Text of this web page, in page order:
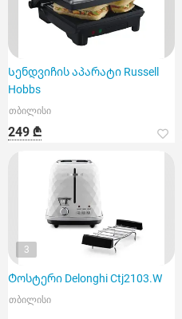
Სენდვიჩის აპარატი Russell
Hobbs
თბილისი
249 ₾
3
Ტოსტერი Delonghi Ctj2103.W
თბილისი